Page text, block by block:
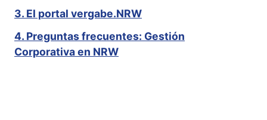
3. El portal vergabe.NRW
4. Preguntas frecuentes: Gestión
Corporativa en NRW